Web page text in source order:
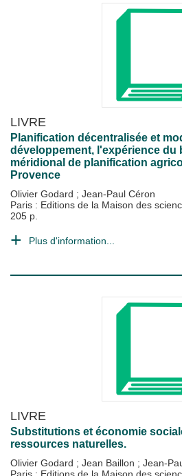
LIVRE
Planification décentralisée et
développement, l'expérience du
méridional de planification
Provence
Olivier Godard ; Jean-Paul Céron
Paris : Editions de la Maison des
205 p.
Plus d'information...
LIVRE
Substitutions et économie
ressources naturelles.
Olivier Godard ; Jean Baillon ; Jean-